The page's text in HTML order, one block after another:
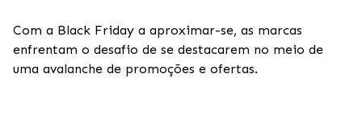
Com a Black Friday a aproximar-se, as marcas
enfrentam o desafio de se destacarem no meio de
uma avalanche de promoções e ofertas.